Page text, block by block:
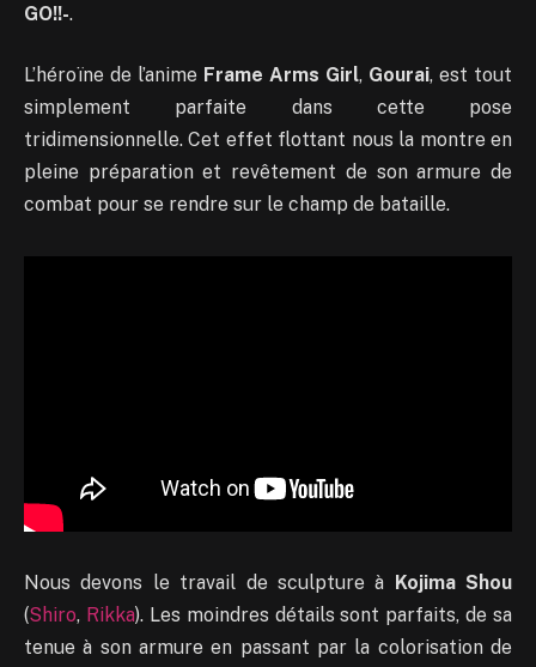
GO!!-.
L’héroïne de l’anime Frame Arms Girl, Gourai, est tout
simplement parfaite dans cette pose
tridimensionnelle. Cet effet flottant nous la montre en
pleine préparation et revêtement de son armure de
combat pour se rendre sur le champ de bataille.
Nous devons le travail de sculpture à
Kojima Shou
(Shiro, Rikka). Les moindres détails sont parfaits, de sa
tenue à son armure en passant par la colorisation de